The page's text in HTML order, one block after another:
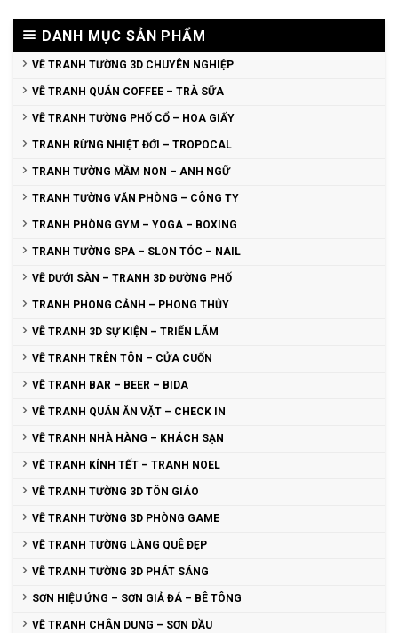
DANH MỤC SẢN PHẨM
VẼ TRANH TƯỜNG 3D CHUYÊN NGHIỆP
VẼ TRANH QUÁN COFFEE – TRÀ SỮA
VẼ TRANH TƯỜNG PHỐ CỔ – HOA GIẤY
TRANH RỪNG NHIỆT ĐỚI – TROPOCAL
TRANH TƯỜNG MẦM NON – ANH NGỮ
TRANH TƯỜNG VĂN PHÒNG – CÔNG TY
TRANH PHÒNG GYM – YOGA – BOXING
TRANH TƯỜNG SPA – SLON TÓC – NAIL
VẼ DƯỚI SÀN – TRANH 3D ĐƯỜNG PHỐ
TRANH PHONG CẢNH – PHONG THỦY
VẼ TRANH 3D SỰ KIỆN – TRIỂN LÃM
VẼ TRANH TRÊN TÔN – CỬA CUỐN
VẼ TRANH BAR – BEER – BIDA
VẼ TRANH QUÁN ĂN VẶT – CHECK IN
VẼ TRANH NHÀ HÀNG – KHÁCH SẠN
VẼ TRANH KÍNH TẾT – TRANH NOEL
VẼ TRANH TƯỜNG 3D TÔN GIÁO
VẼ TRANH TƯỜNG 3D PHÒNG GAME
VẼ TRANH TƯỜNG LÀNG QUÊ ĐẸP
VẼ TRANH TƯỜNG 3D PHÁT SÁNG
SƠN HIỆU ỨNG – SƠN GIẢ ĐÁ – BÊ TÔNG
VẼ TRANH CHÂN DUNG – SƠN DẦU